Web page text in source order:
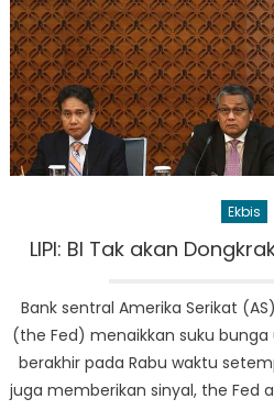
Ekbis
LIPI: BI Tak akan
Bank sentral Amerika Serikat
(the Fed) menaikkan suku
berakhir pada Rabu waktu
juga memberikan sinyal, the Fed